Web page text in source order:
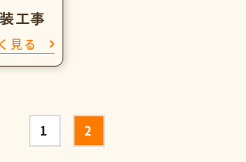
工事
見る
1 2